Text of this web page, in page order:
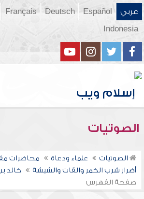
عربي Español
Deutsch
Français
Indonesia
الصوتيات
الصوتيات علماء ودعاة
محاضرات
أضرار شرب الخمر والقات والشيشة
خالد
صفحة الفهرس